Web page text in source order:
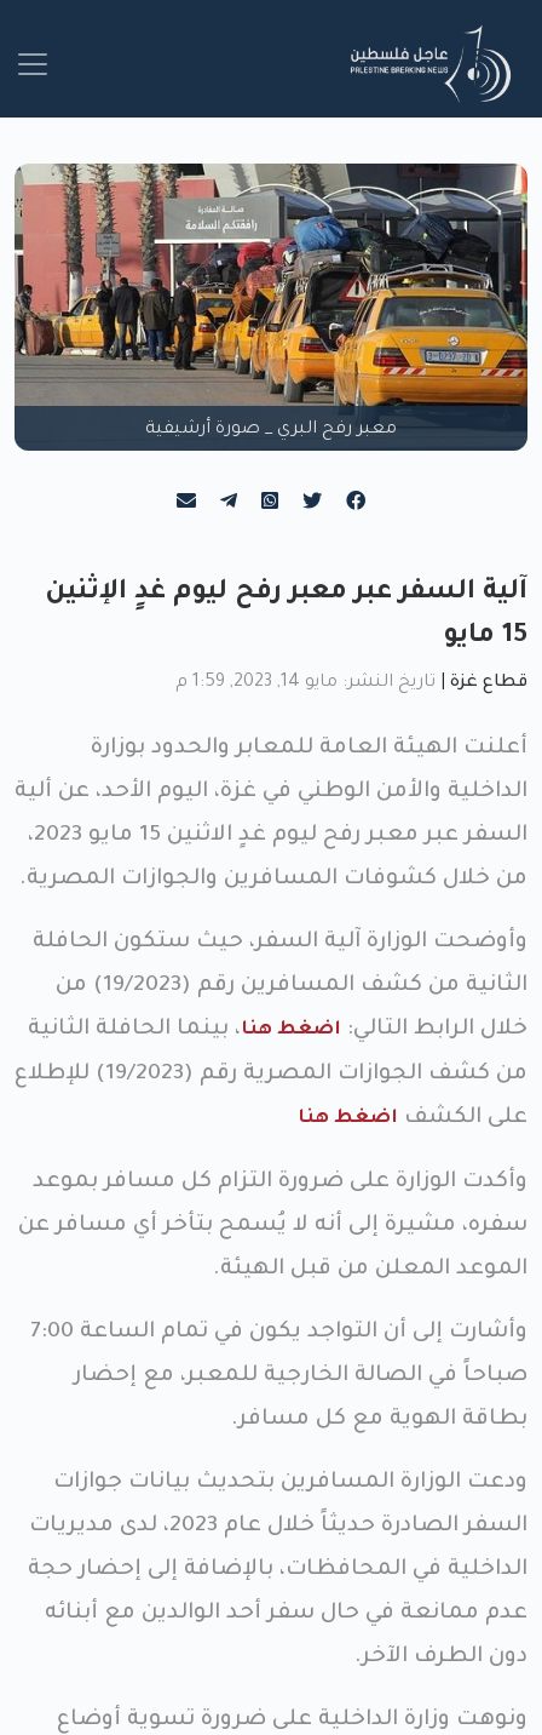
معبر رفح البري _ صورة أرشيفية
آلية السفر عبر معبر رفح ليوم غدٍ الإثنين
15 مايو
قطاع غزة تاريخ النشر: مايو 14, 2023, 1:59 م
أعلنت الهيئة العامة للمعابر والحدود بوزارة
الداخلية والأمن الوطني في غزة، اليوم الأحد، عن ألية
السفر عبر معبر رفح ليوم غدٍ الاثنين 15 مايو 2023،
من خلال كشوفات المسافرين والجوازات المصرية.
وأوضحت الوزارة آلية السفر، حيث ستكون الحافلة
الثانية من كشف المسافرين رقم (19/2023) من
خلال الرابط التالي: اضغط هنا، بينما الحافلة الثانية
من كشف الجوازات المصرية رقم (19/2023) للإطلاع
على الكشف اضغط هنا
وأكدت الوزارة على ضرورة التزام كل مسافر بموعد
سفره، مشيرة إلى أنه لا يُسمح بتأخر أي مسافر عن
الموعد المعلن من قبل الهيئة.
وأشارت إلى أن التواجد يكون في تمام الساعة 7:00
صباحاً في الصالة الخارجية للمعبر، مع إحضار
بطاقة الهوية مع كل مسافر.
ودعت الوزارة المسافرين بتحديث بيانات جوازات
السفر الصادرة حديثاً خلال عام 2023، لدى مديريات
الداخلية في المحافظات، بالإضافة إلى إحضار حجة
عدم ممانعة في حال سفر أحد الوالدين مع أبنائه
دون الطرف الآخر.
ونوهت وزارة الداخلية على ضرورة تسوية أوضاع